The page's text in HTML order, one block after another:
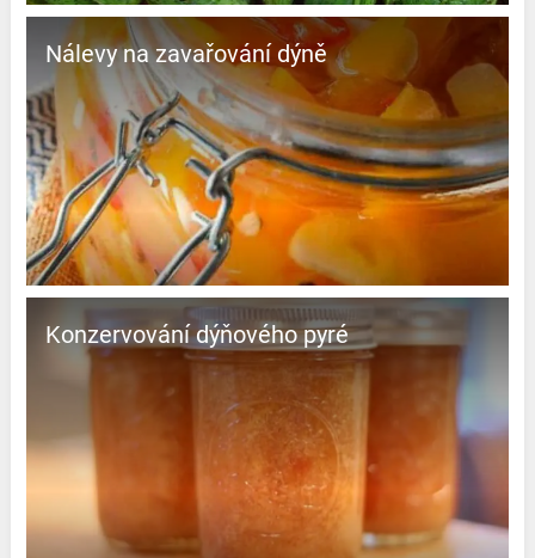
Nálevy na zavařování dýně
Konzervování dýňového pyré